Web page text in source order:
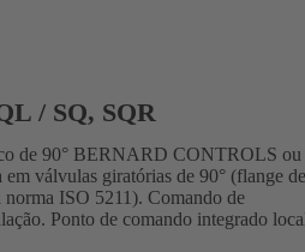
/ SQ, SQR
de 90° BERNARD CONTROLS ou
válvulas giratórias de 90° (flange de
ISO 5211). Comando de
Ponto de comando integrado